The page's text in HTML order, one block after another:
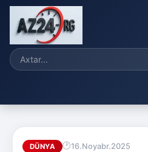
DÜNYA 16.Noyabr.2025